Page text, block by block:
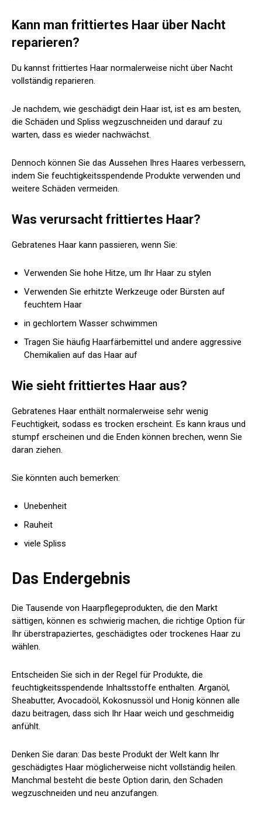
Kann man frittiertes Haar über Nacht
reparieren?
Du kannst frittiertes Haar normalerweise nicht über Nacht
vollständig reparieren.
Je nachdem, wie geschädigt dein Haar ist, ist es am besten,
die Schäden und Spliss wegzuschneiden und darauf zu
warten, dass es wieder nachwächst.
Dennoch können Sie das Aussehen Ihres Haares verbessern,
indem Sie feuchtigkeitsspendende Produkte verwenden und
weitere Schäden vermeiden.
Was verursacht frittiertes Haar?
Gebratenes Haar kann passieren, wenn Sie:
Verwenden Sie hohe Hitze, um Ihr Haar zu stylen
Verwenden Sie erhitzte Werkzeuge oder Bürsten auf
feuchtem Haar
in gechlortem Wasser schwimmen
Tragen Sie häufig Haarfärbemittel und andere aggressive
Chemikalien auf das Haar auf
Wie sieht frittiertes Haar aus?
Gebratenes Haar enthält normalerweise sehr wenig
Feuchtigkeit, sodass es trocken erscheint. Es kann kraus und
stumpf erscheinen und die Enden können brechen, wenn Sie
daran ziehen.
Sie könnten auch bemerken:
Unebenheit
Rauheit
viele Spliss
Das Endergebnis
Die Tausende von Haarpflegeprodukten, die den Markt
sättigen, können es schwierig machen, die richtige Option für
Ihr überstrapaziertes, geschädigtes oder trockenes Haar zu
wählen.
Entscheiden Sie sich in der Regel für Produkte, die
feuchtigkeitsspendende Inhaltsstoffe enthalten. Arganöl,
Sheabutter, Avocadoöl, Kokosnussöl und Honig können alle
dazu beitragen, dass sich Ihr Haar weich und geschmeidig
anfühlt.
Denken Sie daran: Das beste Produkt der Welt kann Ihr
geschädigtes Haar möglicherweise nicht vollständig heilen.
Manchmal besteht die beste Option darin, den Schaden
wegzuschneiden und neu anzufangen.